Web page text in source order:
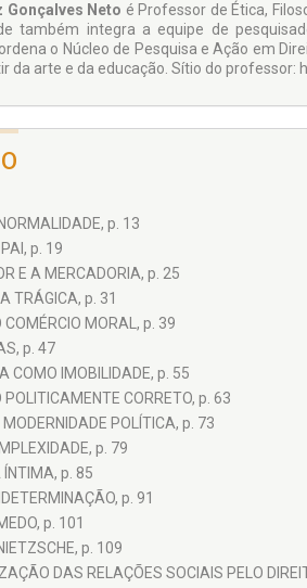
Gonçalves Neto é Professor de Ética,
também integra a equipe de
o Núcleo de Pesquisa e Ação em
da arte e da educação. Sítio do professor:
p. 13
p. 19
E A MERCADORIA, p. 25
TRÁGICA, p. 31
MORAL, p. 39
p. 47
COMO IMOBILIDADE, p. 55
POLITICAMENTE CORRETO, p. 63
POLÍTICA, p. 73
p. 79
p. 85
p. 91
p. 101
p. 109
DAS RELAÇÕES SOCIAIS PELO